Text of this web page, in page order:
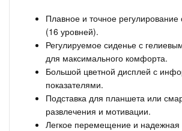
Плавное и точное регулирование
(16 уровней).
Регулируемое сиденье с
для максимального комфорта.
Большой цветной дисплей с
показателями.
Подставка для планшета или
развлечения и мотивации.
Легкое перемещение и надежная